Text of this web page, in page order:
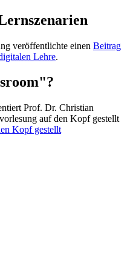
veröffentlichte einen Beitrag
Lehre.
Prof. Dr. Christian
auf den Kopf gestellt
Kopf gestellt